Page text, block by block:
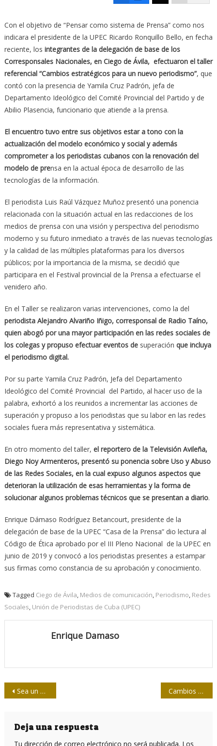
Con el objetivo de “Pensar como sistema de Prensa” como nos
indicara el presidente de la UPEC Ricardo Ronquillo Bello, en fecha
reciente, los integrantes de la delegación de base de los
Corresponsales Nacionales, en Ciego de Ávila, efectuaron el taller
referencial “Cambios estratégicos para un nuevo periodismo”, que
contó con la presencia de Yamila Cruz Padrón, jefa de
Departamento Ideológico del Comité Provincial del Partido y de
Abilio Plasencia, funcionario que atiende a la prensa.
El encuentro tuvo entre sus objetivos estar a tono con la
actualización del modelo económico y social y además
comprometer a los periodistas cubanos con la renovación del
modelo de prensa en la actual época de desarrollo de las
tecnologías de la información.
El periodista Luis Raúl Vázquez Muñoz presentó una ponencia
relacionada con la situación actual en las redacciones de los
medios de prensa con una visión y perspectiva del periodismo
moderno y su futuro inmediato a través de las nuevas tecnologías
y la calidad de las múltiples plataformas para los diversos
públicos; por la importancia de la misma, se decidió que
participara en el Festival provincial de la Prensa a efectuarse el
venidero año.
En el Taller se realizaron varias intervenciones, como la del
periodista Alejandro Alvariño Iñigo, corresponsal de Radio Taíno,
quien abogó por una mayor participación en las redes sociales de
los colegas y propuso efectuar eventos desuperación que incluya
el periodismo digital.
Por su parte Yamila Cruz Padrón, Jefa del Departamento
Ideológico del Comité Provincial del Partido, al hacer uso de la
palabra, exhortó a los reunidos a incrementar las acciones de
superación y propuso a los periodistas que su labor en las redes
sociales fuera más representativa y sistemática.
En otro momento del taller, el reportero de la Televisión Avileña,
Diego Noy Armenteros, presentó su ponencia sobre Uso y Abuso
de las Redes Sociales, en la cual expuso algunos aspectos que
deterioran la utilización de esas herramientas y la forma de
solucionar algunos problemas técnicos que se presentan a diario.
Enrique Dámaso Rodríguez Betancourt, presidente de la
delegación de base de la UPEC “Casa de la Prensa” dio lectura al
Código de Ética aprobado por el III Pleno Nacional de la UPEC en
junio de 2019 y convocó a los periodistas presentes a estampar
sus firmas como constancia de su aprobación y conocimiento.
Tagged Ciego de Ávila Medios de comunicación Periodismo Redes
Sociales Unión de Periodistas de Cuba (UPEC)
Enrique Damaso
Navegación
entradas
Sea un buen descalificador, aprenda de los mejores Cambios en función de la eficiencia
Deja una respuesta
Tu dirección de correo electrónico no será publicada. Los